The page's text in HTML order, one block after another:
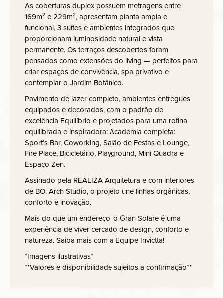
As coberturas duplex possuem metragens entre
169m² e 229m², apresentam planta ampla e
funcional, 3 suítes e ambientes integrados que
proporcionam luminosidade natural e vista
permanente. Os terraços descobertos foram
pensados como extensões do living — perfeitos para
criar espaços de convivência, spa privativo e
contemplar o Jardim Botânico.
Pavimento de lazer completo, ambientes entregues
equipados e decorados, com o padrão de
excelência Equilíbrio e projetados para uma rotina
equilibrada e inspiradora: Academia completa:
Sport’s Bar, Coworking, Salão de Festas e Lounge,
Fire Place, Bicicletário, Playground, Mini Quadra e
Espaço Zen.
Assinado pela REALIZA Arquitetura e com interiores
de BO. Arch Studio, o projeto une linhas orgânicas,
conforto e inovação.
Mais do que um endereço, o Gran Solare é uma
experiência de viver cercado de design, conforto e
natureza. Saiba mais com a Equipe Invictta!
*Imagens ilustrativas*
**Valores e disponibilidade sujeitos a confirmação**